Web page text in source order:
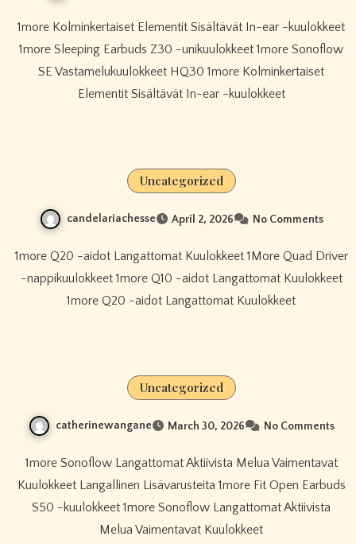
1more Kolminkertaiset Elementit Sisältävät In-ear -kuulokkeet
1more Sleeping Earbuds Z30 -unikuulokkeet 1more Sonoflow
SE Vastamelukuulokkeet HQ30 1more Kolminkertaiset
Elementit Sisältävät In-ear -kuulokkeet
Uncategorized
candelariachesse April 2, 2026 No Comments
1more Q20 -aidot Langattomat Kuulokkeet 1More Quad Driver
-nappikuulokkeet 1more Q10 -aidot Langattomat Kuulokkeet
1more Q20 -aidot Langattomat Kuulokkeet
Uncategorized
catherinewangane March 30, 2026 No Comments
1more Sonoflow Langattomat Aktiivista Melua Vaimentavat
Kuulokkeet Langallinen Lisävarusteita 1more Fit Open Earbuds
S50 -kuulokkeet 1more Sonoflow Langattomat Aktiivista
Melua Vaimentavat Kuulokkeet